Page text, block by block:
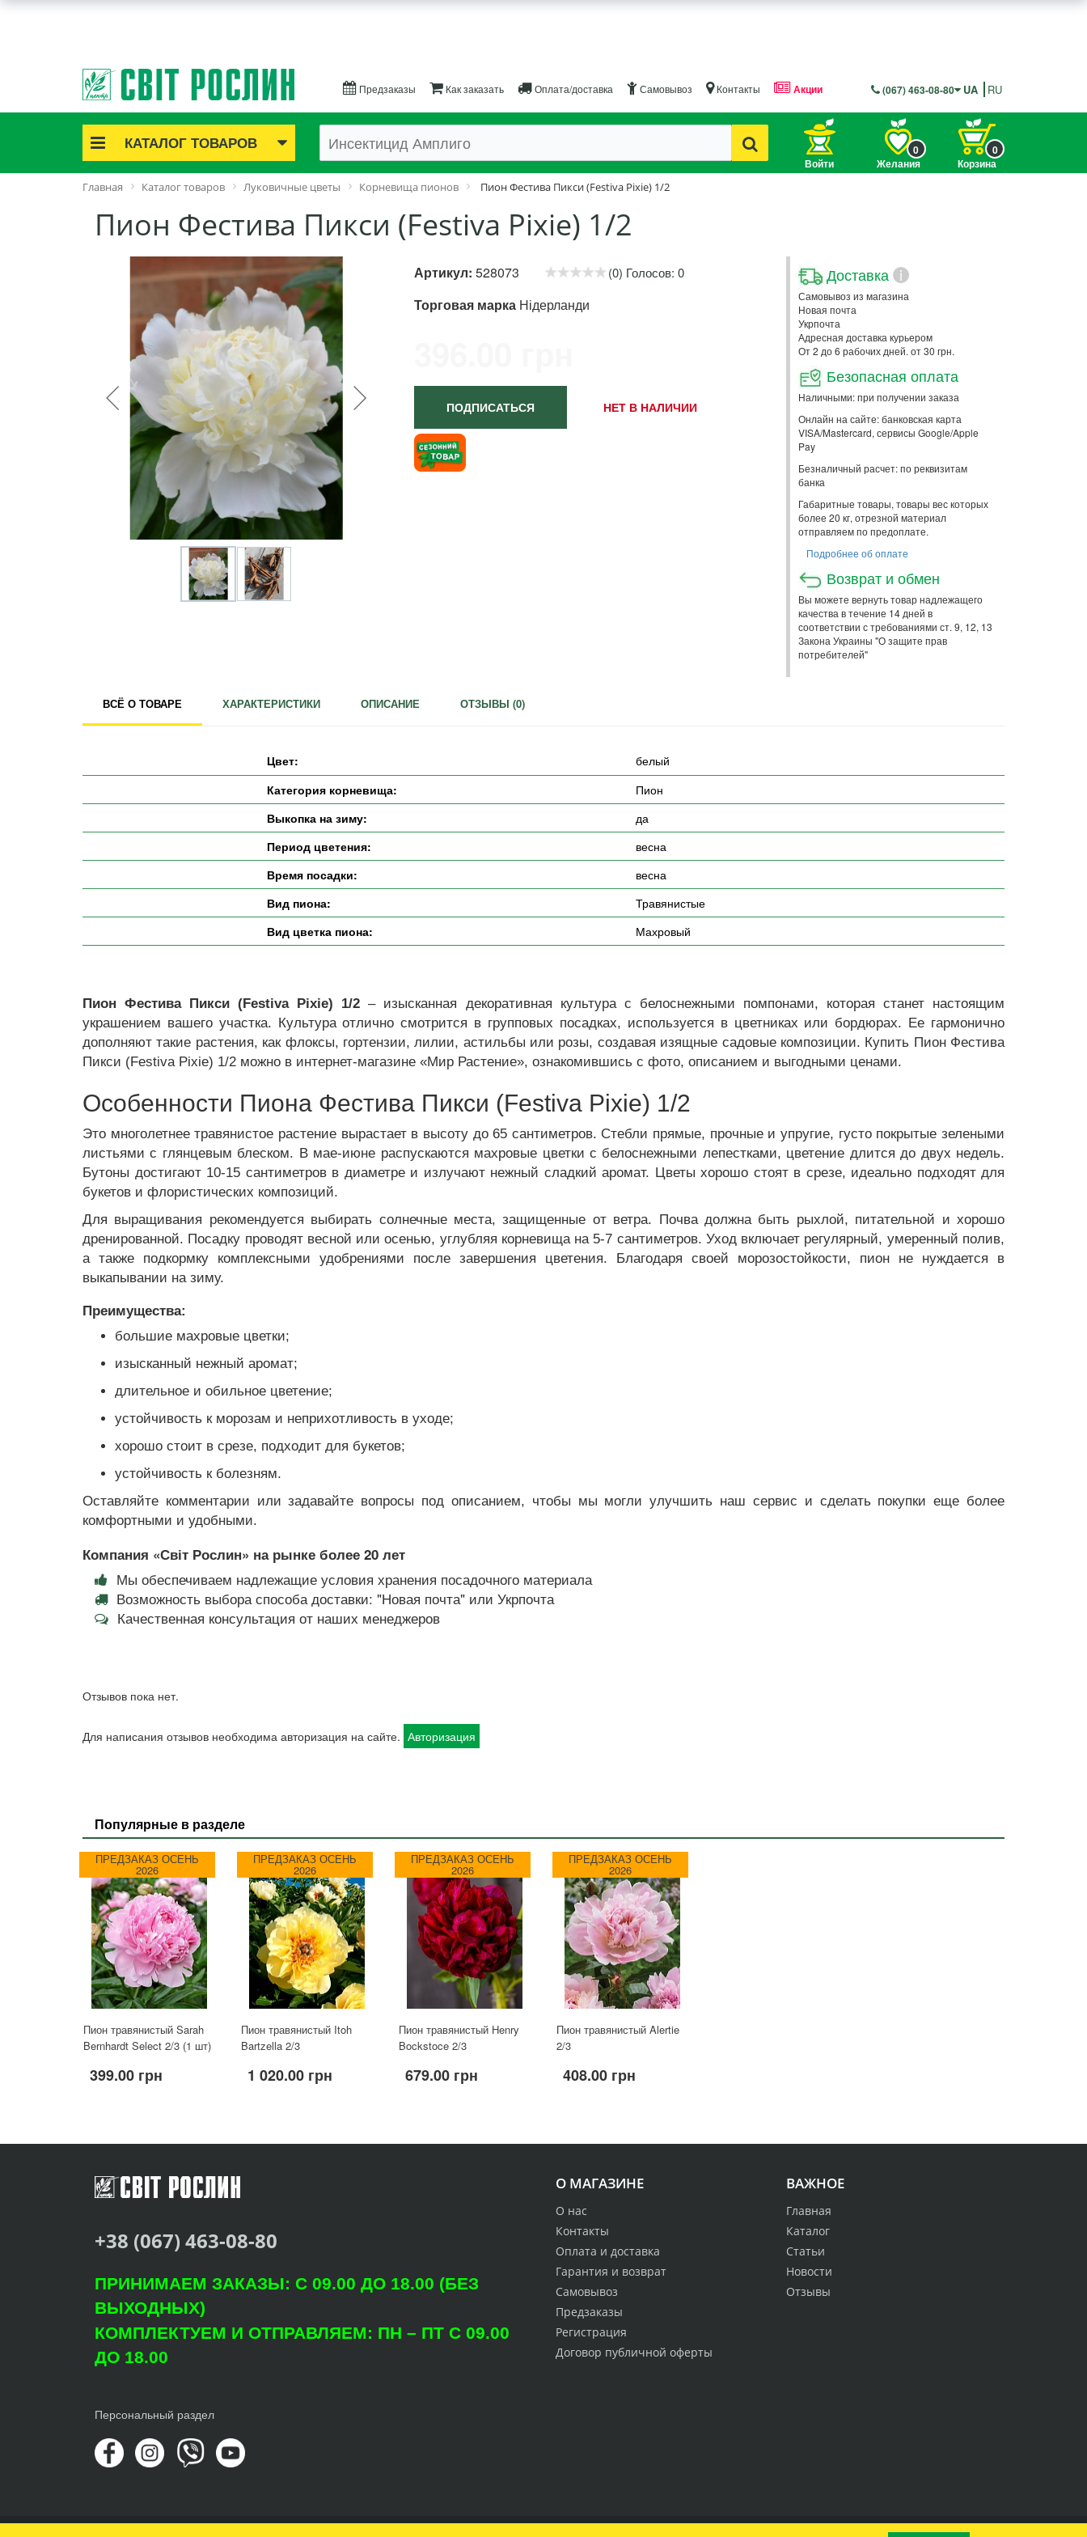
Предзаказы Как заказать Оплата/доставка Самовывоз Контакты Акции (067) 463-08-80 UA RU
КАТАЛОГ ТОВАРОВ
Акционные товары
Саженцы роз
Семенной картофель
Семена и рассада
Саженцы декоративные
Средства защиты растений
Удобрения
Для комнатных растений
Для ландшафтного дизайна
Для полива
Инструменты и инвентарь
Виноделие
Пчеловодство
Садовые фигуры
Мицелий грибов
Теплицы и укрывной материал
Войти Желания
0
Корзина
0
Главная Каталог товаров Луковичные цветы Корневища пионов Пион Фестива Пикси (Festiva Pixie) 1/2
Пион Фестива Пикси (Festiva Pixie) 1/2
Артикул: 528073 (0) Голосов: 0
Торговая марка Нідерланди
ПОДПИСАТЬСЯ НЕТ В НАЛИЧИИ
Доставка i
Самовывоз из магазина
Новая почта
Укрпочта
Адресная доставка курьером
От 2 до 6 рабочих дней. от 30 грн.
Безопасная оплата
Наличными: при получении заказа
Онлайн на сайте: банковская карта
VISA/Mastercard, сервисы Google/Apple
Pay
Безналичный расчет: по реквизитам
банка
Габаритные товары, товары вес которых
более 20 кг, отрезной материал
отправляем по предоплате.
Подробнее об оплате
Возврат и обмен
Вы можете вернуть товар надлежащего
качества в течение 14 дней в
соответствии с требованиями ст. 9, 12, 13
Закона Украины "О защите прав
потребителей"
ВСЁ О ТОВАРЕ ХАРАКТЕРИСТИКИ ОПИСАНИЕ ОТЗЫВЫ (0)
Цвет:
белый
Категория корневища:
Пион
Выкопка на зиму:
да
Период цветения:
весна
Время посадки:
весна
Вид пиона:
Травянистые
Вид цветка пиона:
Махровый
Пион Фестива Пикси (Festiva Pixie) 1/2 – изысканная декоративная культура с белоснежными помпонами, которая станет настоящим
украшением вашего участка. Культура отлично смотрится в групповых посадках, используется в цветниках или бордюрах. Ее гармонично
дополняют такие растения, как флоксы, гортензии, лилии, астильбы или розы, создавая изящные садовые композиции. Купить Пион Фестива
Пикси (Festiva Pixie) 1/2 можно в интернет-магазине «Мир Растение», ознакомившись с фото, описанием и выгодными ценами.
Особенности Пиона Фестива Пикси (Festiva Pixie) 1/2
Это многолетнее травянистое растение вырастает в высоту до 65 сантиметров. Стебли прямые, прочные и упругие, густо покрытые зелеными
листьями с глянцевым блеском. В мае-июне распускаются махровые цветки с белоснежными лепестками, цветение длится до двух недель.
Бутоны достигают 10-15 сантиметров в диаметре и излучают нежный сладкий аромат. Цветы хорошо стоят в срезе, идеально подходят для
букетов и флористических композиций.
Для выращивания рекомендуется выбирать солнечные места, защищенные от ветра. Почва должна быть рыхлой, питательной и хорошо
дренированной. Посадку проводят весной или осенью, углубляя корневища на 5-7 сантиметров. Уход включает регулярный, умеренный полив,
а также подкормку комплексными удобрениями после завершения цветения. Благодаря своей морозостойкости, пион не нуждается в
выкапывании на зиму.
Преимущества:
большие махровые цветки;
изысканный нежный аромат;
длительное и обильное цветение;
устойчивость к морозам и неприхотливость в уходе;
хорошо стоит в срезе, подходит для букетов;
устойчивость к болезням.
Оставляйте комментарии или задавайте вопросы под описанием, чтобы мы могли улучшить наш сервис и сделать покупки еще более
комфортными и удобными.
Компания «Світ Рослин» на рынке более 20 лет
Мы обеспечиваем надлежащие условия хранения посадочного материала
Возможность выбора способа доставки: "Новая почта" или Укрпочта
Качественная консультация от наших менеджеров
Отзывов пока нет.
Для написания отзывов необходима авторизация на сайте. Авторизация
Популярные в разделе
ПРЕДЗАКАЗ ОСЕНЬ
2026
Пион травянистый Sarah
Bernhardt Select 2/3 (1 шт)
399.00 грн
ПРЕДЗАКАЗ ОСЕНЬ
2026
Пион травянистый Itoh
Bartzella 2/3
1 020.00 грн
ПРЕДЗАКАЗ ОСЕНЬ
2026
Пион травянистый Henry
Bockstoce 2/3
679.00 грн
ПРЕДЗАКАЗ ОСЕНЬ
2026
Пион травянистый Alertie
2/3
408.00 грн
О МАГАЗИНЕ
О нас
Контакты
Оплата и доставка
Гарантия и возврат
Самовывоз
Предзаказы
Регистрация
Договор публичной оферты
ВАЖНОЕ
Главная
Каталог
Статьи
Новости
Отзывы
+38 (067) 463-08-80
ПРИНИМАЕМ ЗАКАЗЫ: С 09.00 ДО 18.00 (БЕЗ
ВЫХОДНЫХ)
КОМПЛЕКТУЕМ И ОТПРАВЛЯЕМ: ПН – ПТ С 09.00
ДО 18.00
Персональный раздел